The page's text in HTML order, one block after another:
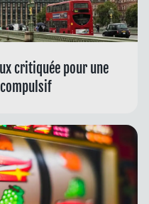
critiquée pour une